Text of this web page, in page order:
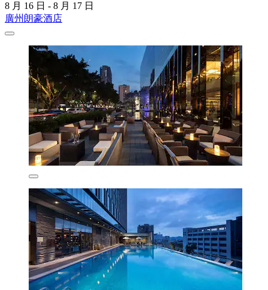
8 月 16 日 - 8 月 17 日
廣州朗豪酒店